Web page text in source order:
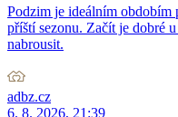
Podzim je ideálním obdobím
příští sezonu. Začít je dobré
nabrousit.
adbz.cz
6. 8. 2026, 21:39